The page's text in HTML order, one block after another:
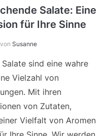
Salate: Eine
für Ihre Sinne
von Susanne
sind eine wahre
Vielzahl von
Mit ihren
von Zutaten,
Vielfalt von Aromen